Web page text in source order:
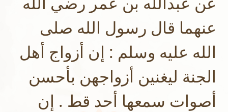
عنهما قال رسول الله صلى
الله عليه وسلم : إن أزواج أهل
الجنة ليغنين أزواجهن بأحسن
أصوات سمعها أحد قط . إن